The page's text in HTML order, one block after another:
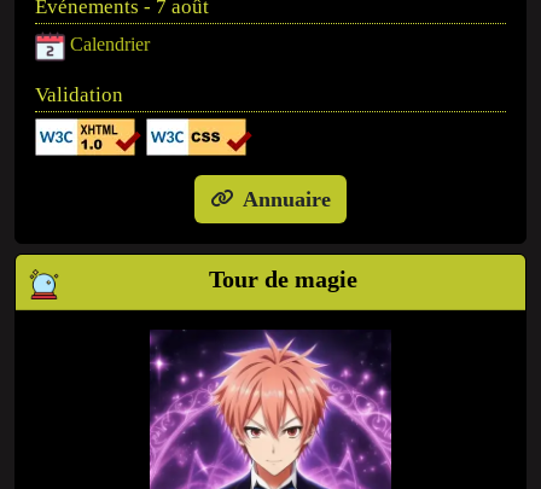
Événements - 7 août
Calendrier
Validation
Annuaire
Tour de magie